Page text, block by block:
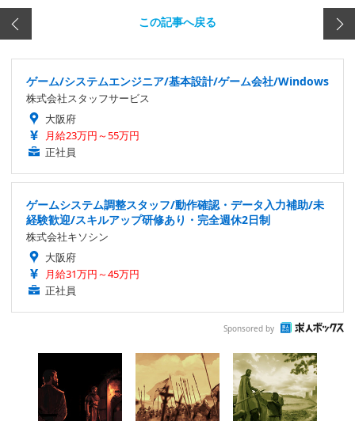
この記事へ戻る
ゲーム/システムエンジニア/基本設計/ゲーム会社/Windows
株式会社スタッフサービス
大阪府
月給23万円～55万円
正社員
ゲームシステム調整スタッフ/動作確認・データ入力補助/未
経験歓迎/スキルアップ研修あり・完全週休2日制
株式会社キソシン
大阪府
月給31万円～45万円
正社員
Sponsored by